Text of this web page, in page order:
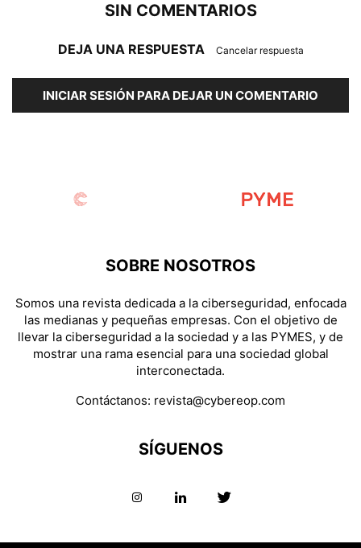
SIN COMENTARIOS
DEJA UNA RESPUESTA Cancelar respuesta
INICIAR SESIÓN PARA DEJAR UN COMENTARIO
SOBRE NOSOTROS
Somos una revista dedicada a la ciberseguridad, enfocada
las medianas y pequeñas empresas. Con el objetivo de
llevar la ciberseguridad a la sociedad y a las PYMES, y de
mostrar una rama esencial para una sociedad global
interconectada.
Contáctanos: revista@cybereop.com
SÍGUENOS